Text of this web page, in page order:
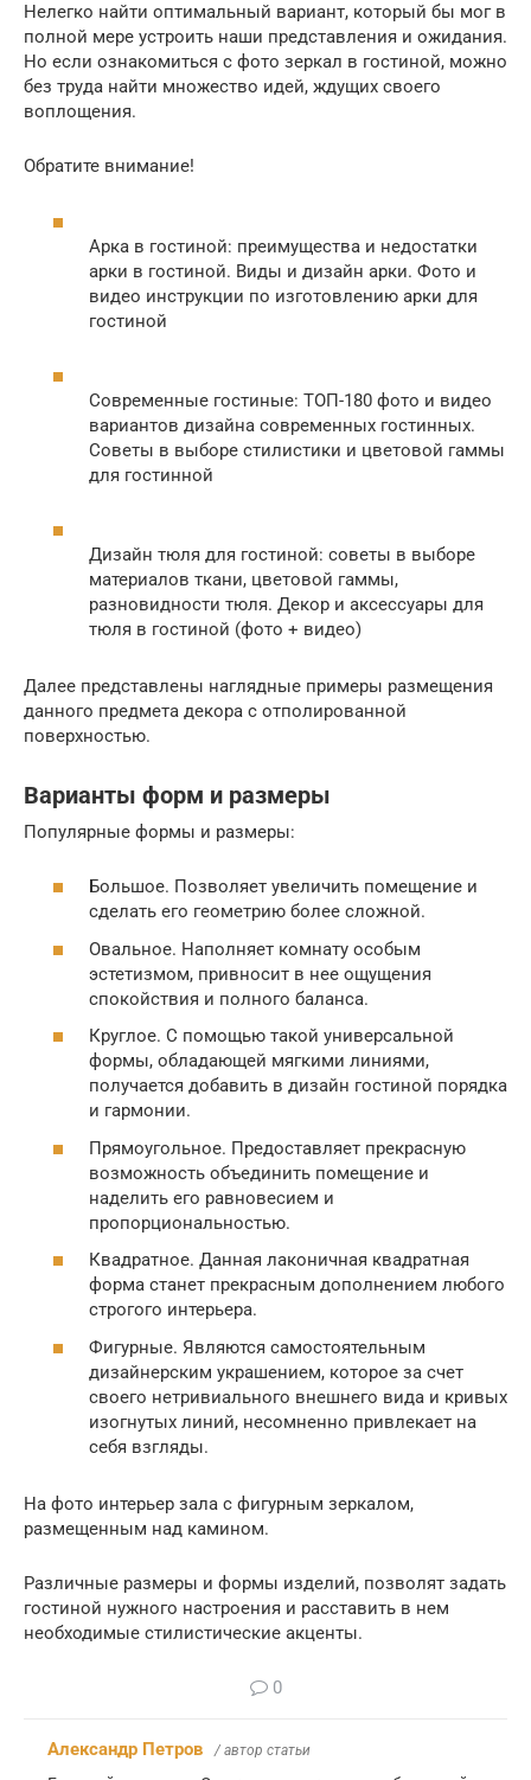
Нелегко найти оптимальный вариант, который бы мог в
полной мере устроить наши представления и ожидания.
Но если ознакомиться с фото зеркал в гостиной, можно
без труда найти множество идей, ждущих своего
воплощения.
Обратите внимание!
Арка в гостиной: преимущества и недостатки
арки в гостиной. Виды и дизайн арки. Фото и
видео инструкции по изготовлению арки для
гостиной
Современные гостиные: ТОП-180 фото и видео
вариантов дизайна современных гостинных.
Советы в выборе стилистики и цветовой гаммы
для гостинной
Дизайн тюля для гостиной: советы в выборе
материалов ткани, цветовой гаммы,
разновидности тюля. Декор и аксессуары для
тюля в гостиной (фото + видео)
Далее представлены наглядные примеры размещения
данного предмета декора с отполированной
поверхностью.
Варианты форм и размеры
Популярные формы и размеры:
Большое. Позволяет увеличить помещение и
сделать его геометрию более сложной.
Овальное. Наполняет комнату особым
эстетизмом, привносит в нее ощущения
спокойствия и полного баланса.
Круглое. С помощью такой универсальной
формы, обладающей мягкими линиями,
получается добавить в дизайн гостиной порядка
и гармонии.
Прямоугольное. Предоставляет прекрасную
возможность объединить помещение и
наделить его равновесием и
пропорциональностью.
Квадратное. Данная лаконичная квадратная
форма станет прекрасным дополнением любого
строгого интерьера.
Фигурные. Являются самостоятельным
дизайнерским украшением, которое за счет
своего нетривиального внешнего вида и кривых
изогнутых линий, несомненно привлекает на
себя взгляды.
На фото интерьер зала с фигурным зеркалом,
размещенным над камином.
Различные размеры и формы изделий, позволят задать
гостиной нужного настроения и расставить в нем
необходимые стилистические акценты.
0
Александр Петров / автор статьи